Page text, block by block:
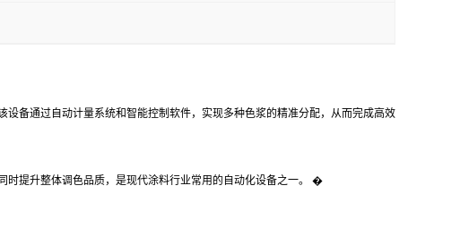
备通过自动计量系统和智能控制软件，实现多种色浆的精准分配，从而完成高效
时提升整体调色品质，是现代涂料行业常用的自动化设备之一。 �